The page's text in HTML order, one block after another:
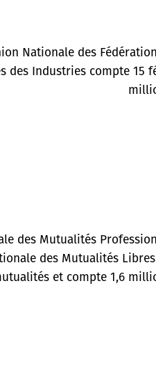
Nationale des
des Industries compte 15
des Mutualités
des Mutualités
et compte 1,6